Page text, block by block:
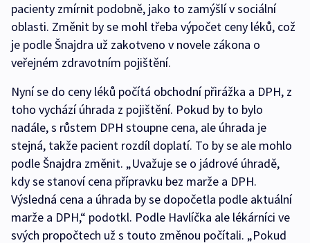
pacienty zmírnit podobně, jako to zamýšlí v sociální
oblasti. Změnit by se mohl třeba výpočet ceny léků, což
je podle Šnajdra už zakotveno v novele zákona o
veřejném zdravotním pojištění.
Nyní se do ceny léků počítá obchodní přirážka a DPH, z
toho vychází úhrada z pojištění. Pokud by to bylo
nadále, s růstem DPH stoupne cena, ale úhrada je
stejná, takže pacient rozdíl doplatí. To by se ale mohlo
podle Šnajdra změnit. „Uvažuje se o jádrové úhradě,
kdy se stanoví cena přípravku bez marže a DPH.
Výsledná cena a úhrada by se dopočetla podle aktuální
marže a DPH,“ podotkl. Podle Havlíčka ale lékárníci ve
svých propočtech už s touto změnou počítali. „Pokud